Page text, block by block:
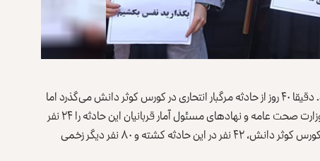
روز چهارشنبه، ۱۲ قوس، اربعین قربانیان کورس کوثر دانش بود. دقیقا ۴۰ روز از حادثه مرگبار انتحاری در کورس کوثر دانش می‌گذرد اما
هنوز خبری از دادخواهی و پی‌گیری عاملان این قضیه نیست. وزارت صحت ‌عامه و نهادهای مسئول آمار قربانیان این حادثه را ۲۴ نفر
اعلان کردند اما به گفته یاسین سروش، از بنیان‌گذاران و مدیر کورس کوثر دانش، ۴۲ نفر در این حادثه کشته و ۸۰ نفر دیگر زخمی